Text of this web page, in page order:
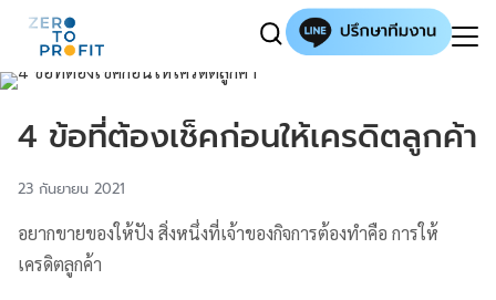
4 ข้อที่ต้องเช็คก่อนให้เครดิตลูกค้า
23 กันยายน 2021
อยากขายของให้ปัง สิ่งหนึ่งที่เจ้าของกิจการต้องทำคือ การให้
เครดิตลูกค้า